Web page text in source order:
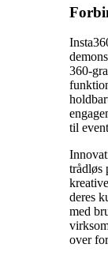
360-
til
trådløs
deres
med
over